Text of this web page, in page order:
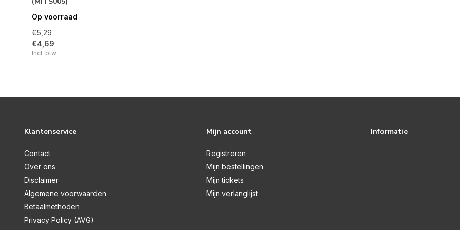
Op voorraad
€5,29
€4,69
Incl. btw
Klantenservice
Contact
Over ons
Disclaimer
Algemene voorwaarden
Betaalmethoden
Privacy Policy (AVG)
Mijn account
Registreren
Mijn bestellingen
Mijn tickets
Mijn verlanglijst
Informatie